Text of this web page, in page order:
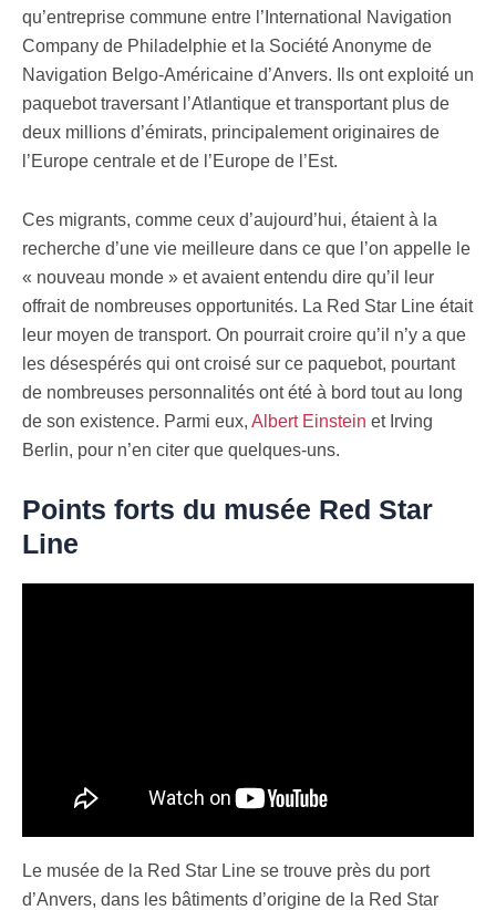
qu’entreprise commune entre l’International Navigation
Company de Philadelphie et la Société Anonyme de
Navigation Belgo-Américaine d’Anvers. Ils ont exploité un
paquebot traversant l’Atlantique et transportant plus de
deux millions d’émirats, principalement originaires de
l’Europe centrale et de l’Europe de l’Est.
Ces migrants, comme ceux d’aujourd’hui, étaient à la
recherche d’une vie meilleure dans ce que l’on appelle le
« nouveau monde » et avaient entendu dire qu’il leur
offrait de nombreuses opportunités. La Red Star Line était
leur moyen de transport. On pourrait croire qu’il n’y a que
les désespérés qui ont croisé sur ce paquebot, pourtant
de nombreuses personnalités ont été à bord tout au long
de son existence. Parmi eux, Albert Einstein et Irving
Berlin, pour n’en citer que quelques-uns.
Points forts du musée Red Star
Line
Le musée de la Red Star Line se trouve près du port
d’Anvers, dans les bâtiments d’origine de la Red Star